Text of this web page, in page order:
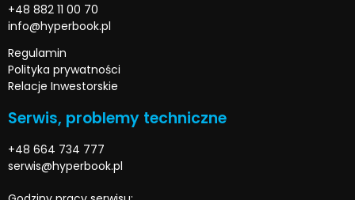
+48 882 11 00 70
info@hyperbook.pl
Regulamin
Polityka prywatności
Relacje Inwestorskie
Serwis, problemy techniczne
+48 664 734 777
serwis@hyperbook.pl